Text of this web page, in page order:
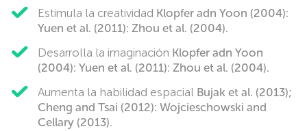
Estimula la creatividad Klopfer adn Yoon (2004):
Yuen et al. (2011): Zhou et al. (2004).
Desarrolla la imaginación Klopfer adn Yoon
(2004): Yuen et al. (2011): Zhou et al. (2004).
Aumenta la habilidad espacial Bujak et al. (2013);
Cheng and Tsai (2012): Wojcieschowski and
Cellary (2013).